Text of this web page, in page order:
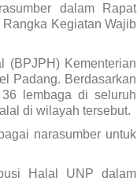
dalam Rapat
Kegiatan Wajib
(BPJPH) Kementerian
Padang. Berdasarkan
lembaga di seluruh
di wilayah tersebut.
narasumber untuk
Halal UNP dalam